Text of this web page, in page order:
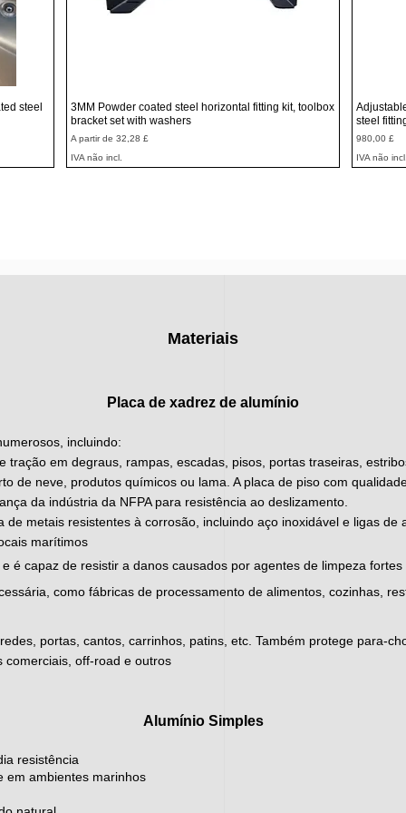
steel Visualização rápida
3MM Powder coated steel horizontal fitting kit, toolbox
bracket set with washers
A partir de32,28 £
Preço promocional
IVA não incl.
steel
Preço
980,00 £
IVA não
Materiais
Placa de xadrez de alumínio
incluindo:
tração em degraus, rampas, escadas, pisos, portas traseiras,
de neve, produtos químicos ou lama. A placa de piso com
da indústria da NFPA para resistência ao deslizamento.
de metais resistentes à corrosão, incluindo aço inoxidável e ligas
marítimos
é capaz de resistir a danos causados por agentes de limpeza
como fábricas de processamento de alimentos, cozinhas,
portas, cantos, carrinhos, patins, etc. Também protege para-
comerciais, off-road e outros
Alumínio Simples
resistência
em ambientes marinhos